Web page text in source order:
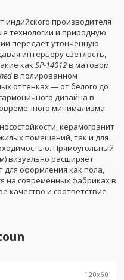
индийского производителя
технологии и природную
передаёт утончённую
интерьеру светлость,
как SP-14012в матовом
в полированном
оттенках — от белого до
дизайна в
минимализма.
керамогранит
помещений, так и для
Прямоугольный
визуально расширяет
оформления как пола,
на современных фабриках в
качество и соответствие
120x60